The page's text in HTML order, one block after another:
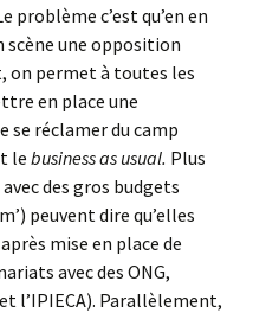
c’est qu’en en
une opposition
permet à toutes les
en place une
se réclamer du camp
le business as usual. Plus
des gros budgets
peuvent dire qu’elles
mise en place de
avec des ONG,
l’IPIECA). Parallèlement,